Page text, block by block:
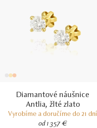
Diamantové náušnice
Antlia, žlté zlato
Vyrobíme a doručíme do 21 dní
od 1 357 €